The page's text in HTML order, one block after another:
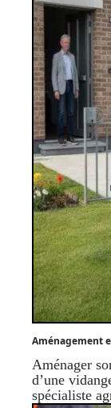
Aménagement
Aménager
d’une
spécialiste